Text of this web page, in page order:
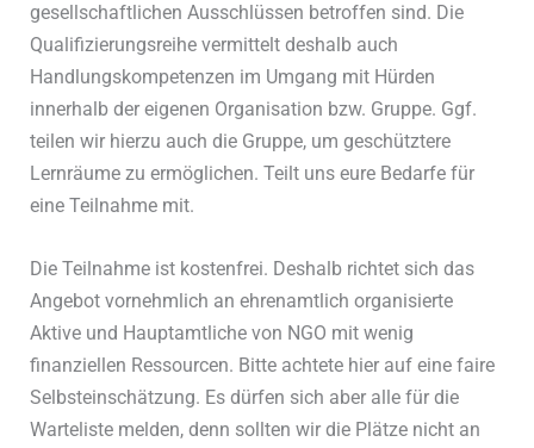
gesellschaftlichen Ausschlüssen betroffen sind. Die
Qualifizierungsreihe vermittelt deshalb auch
Handlungskompetenzen im Umgang mit Hürden
innerhalb der eigenen Organisation bzw. Gruppe. Ggf.
teilen wir hierzu auch die Gruppe, um geschütztere
Lernräume zu ermöglichen. Teilt uns eure Bedarfe für
eine Teilnahme mit.
Die Teilnahme ist kostenfrei. Deshalb richtet sich das
Angebot vornehmlich an ehrenamtlich organisierte
Aktive und Hauptamtliche von NGO mit wenig
finanziellen Ressourcen. Bitte achtete hier auf eine faire
Selbsteinschätzung. Es dürfen sich aber alle für die
Warteliste melden, denn sollten wir die Plätze nicht an